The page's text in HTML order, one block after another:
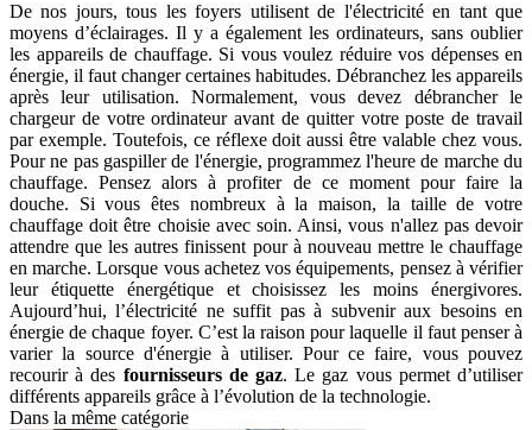
De nos jours, tous les foyers utilisent de l'électricité en tant que
moyens d’éclairages. Il y a également les ordinateurs, sans oublier
les appareils de chauffage. Si vous voulez réduire vos dépenses en
énergie, il faut changer certaines habitudes. Débranchez les appareils
après leur utilisation. Normalement, vous devez débrancher le
chargeur de votre ordinateur avant de quitter votre poste de travail
par exemple. Toutefois, ce réflexe doit aussi être valable chez vous.
Pour ne pas gaspiller de l'énergie, programmez l'heure de marche du
chauffage. Pensez alors à profiter de ce moment pour faire la
douche. Si vous êtes nombreux à la maison, la taille de votre
chauffage doit être choisie avec soin. Ainsi, vous n'allez pas devoir
attendre que les autres finissent pour à nouveau mettre le chauffage
en marche. Lorsque vous achetez vos équipements, pensez à vérifier
leur étiquette énergétique et choisissez les moins énergivores.
Aujourd’hui, l’électricité ne suffit pas à subvenir aux besoins en
énergie de chaque foyer. C’est la raison pour laquelle il faut penser à
varier la source d'énergie à utiliser. Pour ce faire, vous pouvez
recourir à des fournisseurs de gaz. Le gaz vous permet d’utiliser
différents appareils grâce à l’évolution de la technologie.
Dans la même catégorie